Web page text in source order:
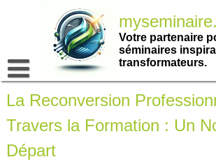
Votre partenaire
séminaires
transformateurs.
La Reconversion
Travers la Formation : Un
Départ